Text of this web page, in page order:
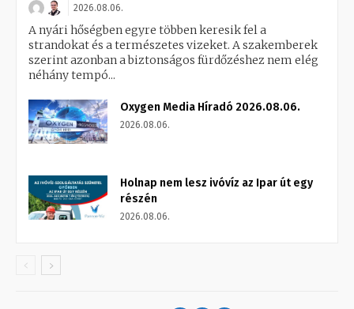
2026.08.06.
A nyári hőségben egyre többen keresik fel a
strandokat és a természetes vizeket. A szakemberek
szerint azonban a biztonságos fürdőzéshez nem elég
néhány tempó...
Oxygen Media Híradó 2026.08.06.
2026.08.06.
Holnap nem lesz ivóvíz az Ipar út egy
részén
2026.08.06.